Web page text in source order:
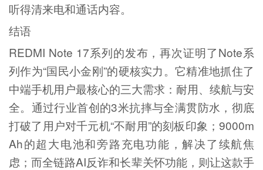
听得清来电和通话内容。
结语
REDMI Note 17系列的发布，再次证明了Note系
列作为“国民小金刚”的硬核实力。它精准地抓住了
中端手机用户最核心的三大需求：耐用、续航与安
全。通过行业首创的3米抗摔与全满贯防水，彻底
打破了用户对千元机“不耐用”的刻板印象；9000m
Ah的超大电池和旁路充电功能，解决了续航焦
虑；而全链路AI反诈和长辈关怀功能，则让这款手